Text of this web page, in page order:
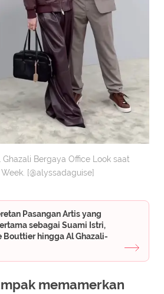
Bergaya Office Look saat
[@alyssadaguise]
Pasangan Artis yang
sebagai Suami Istri,
Bouttier hingga Al Ghazali-
memamerkan